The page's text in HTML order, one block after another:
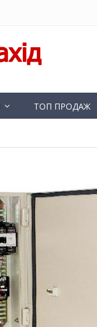
ТОП ПРОДАЖ